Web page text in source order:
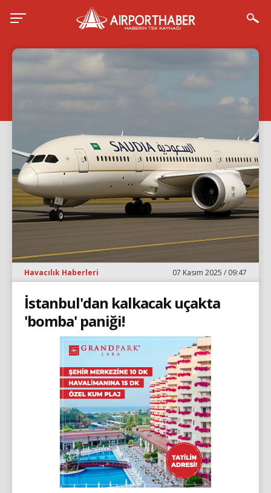
Havacılık Haberleri 07 Kasım 2025 / 09:47
İstanbul'dan kalkacak uçakta
'bomba' paniği!